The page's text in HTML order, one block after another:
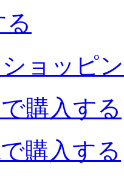
る
ョッピ
購入する
購入する